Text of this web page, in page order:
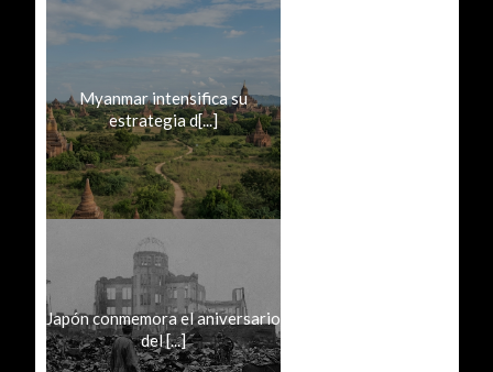
Myanmar intensifica su
estrategia d[...]
Japón conmemora el aniversario
del [...]